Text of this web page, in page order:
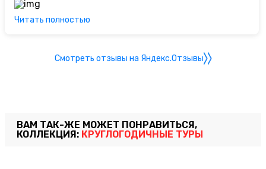
успехов!!!
Читать полностью
Смотреть отзывы на Яндекс.Отзывы
ВАМ ТАК-ЖЕ МОЖЕТ ПОНРАВИТЬСЯ,
КОЛЛЕКЦИЯ: КРУГЛОГОДИЧНЫЕ ТУРЫ